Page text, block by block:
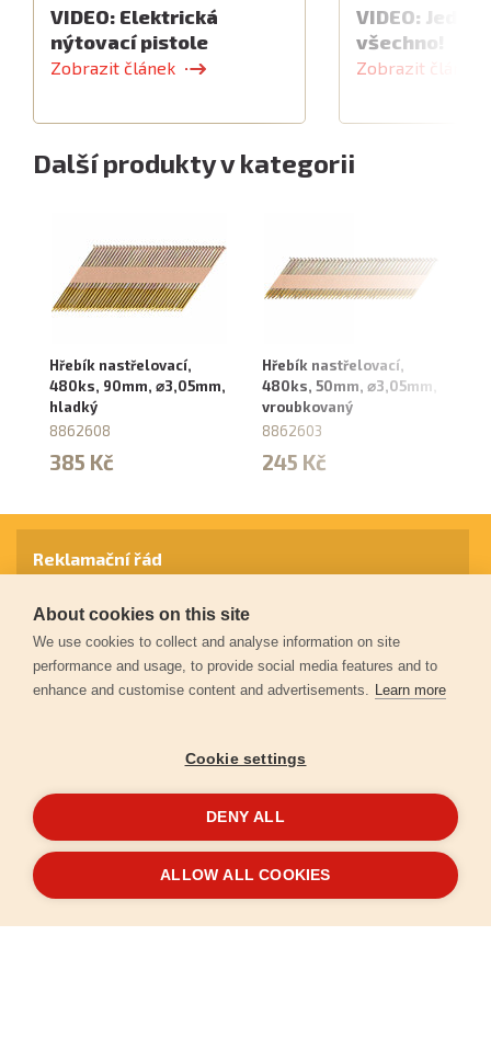
VIDEO: Elektrická
nýtovací pistole
Zobrazit článek
VIDEO:
všechno!
Zobrazit článek
Další produkty v kategorii
Hřebík nastřelovací,
480ks, 90mm, ⌀3,05mm,
hladký
8862608
385 Kč
Hřebík nastřelovací,
480ks, 50mm, ⌀3,05mm,
vroubkovaný
8862603
245 Kč
© 2026Extol.cz- Všechna práva vyhrazena
Reklamační řád
Záruční podmínky
Ochrana osobních údajů
VytvořiloFEO
About cookies on this site
We use cookies to collect and analyse information on site
performance and usage, to provide social media features and to
enhance and customise content and advertisements. Learn more
Cookie settings
DENY ALL
ALLOW ALL COOKIES